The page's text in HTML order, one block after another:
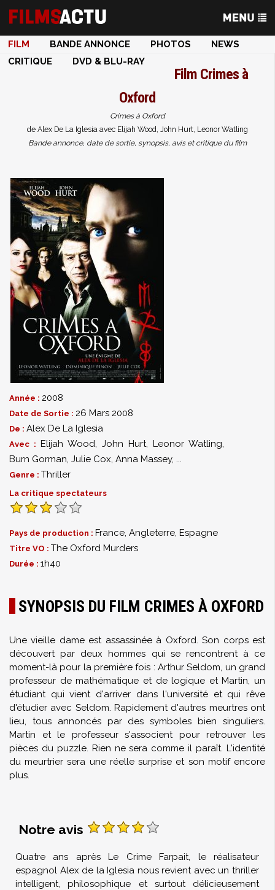
FILM BANDE ANNONCE PHOTOS
NEWS
CRITIQUE
DVD & BLU-RAY
Film Crimes à
Oxford
Crimes à Oxford
de Alex De La Iglesia avec Elijah Wood, John Hurt, Leonor Watling
Bande annonce, date de sortie, synopsis, avis et critique du film
Année : 2008
Date de Sortie : 26 Mars 2008
De : Alex De La Iglesia
Avec : Elijah Wood, John Hurt, Leonor Watling,
Burn Gorman, Julie Cox, Anna Massey, ...
Genre : Thriller
La critique spectateurs
Pays de production : France, Angleterre, Espagne
Titre VO : The Oxford Murders
Durée : 1h40
SYNOPSIS DU FILM CRIMES À OXFORD
Une vieille dame est assassinée à Oxford. Son corps est
découvert par deux hommes qui se rencontrent à ce
moment-là pour la première fois : Arthur Seldom, un grand
professeur de mathématique et de logique et Martin, un
étudiant qui vient d'arriver dans l'université et qui rêve
d'étudier avec Seldom. Rapidement d'autres meurtres ont
lieu, tous annoncés par des symboles bien singuliers.
Martin et le professeur s'associent pour retrouver les
pièces du puzzle. Rien ne sera comme il paraît. L'identité
du meurtrier sera une réelle surprise et son motif encore
plus.
Notre avis
Quatre ans après Le Crime Farpait, le réalisateur
espagnol Alex de la Iglesia nous revient avec un thriller
intelligent, philosophique et surtout délicieusement